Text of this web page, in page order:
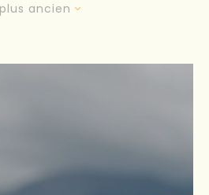
ancien